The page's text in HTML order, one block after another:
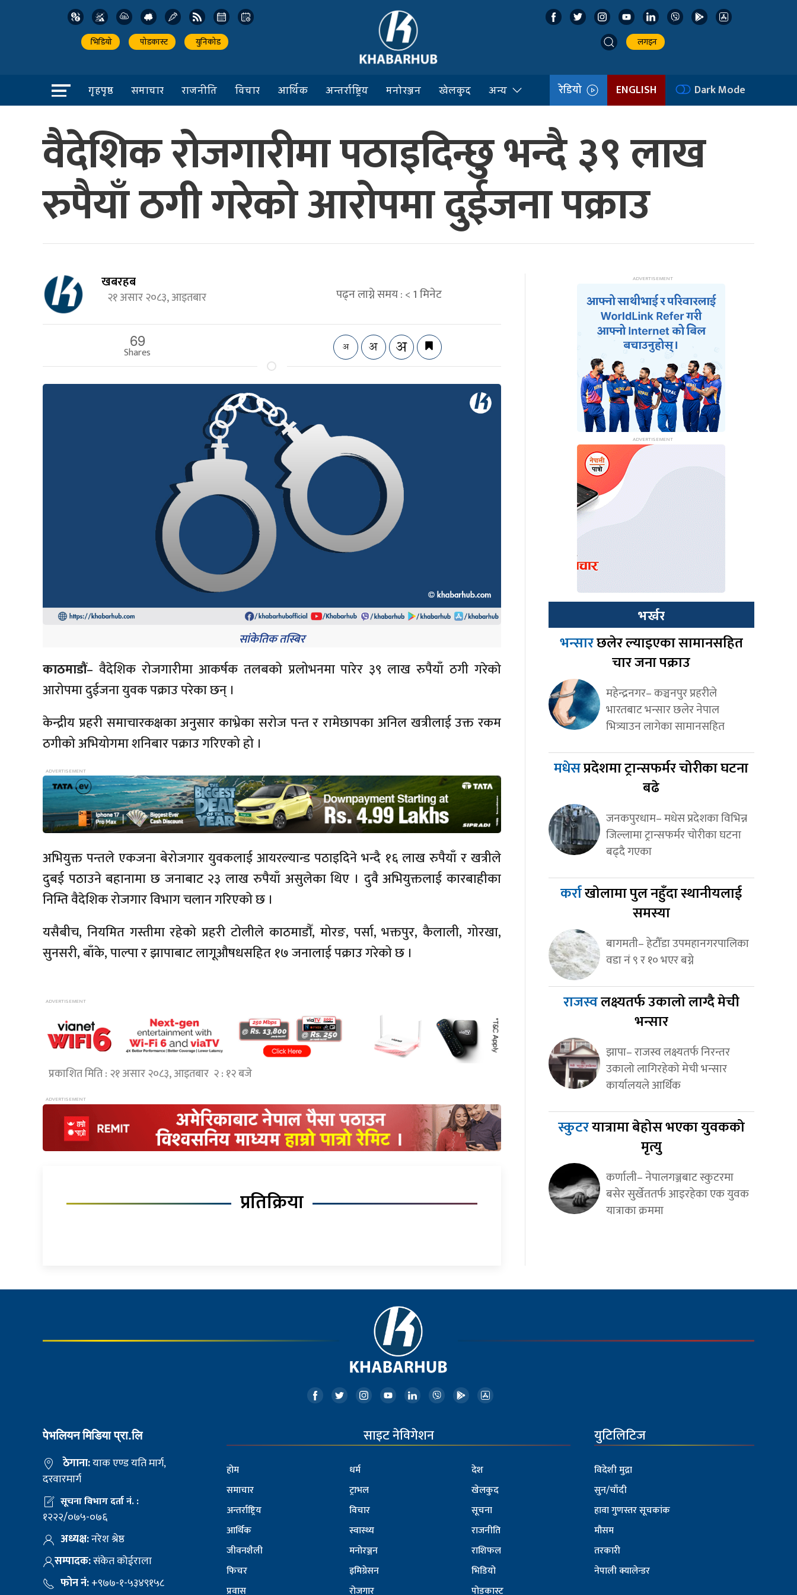
भिडियो पोडकास्ट युनिकोड लगइन
गृहपृष्ठ समाचार राजनीति विचार आर्थिक अन्तर्राष्ट्रिय मनोरञ्जन खेलकुद अन्य रेडियो ENGLISH Dark Mode
वैदेशिक रोजगारीमा पठाइदिन्छु भन्दै ३९ लाख
रुपैयाँ ठगी गरेको आरोपमा दुईजना पक्राउ
खबरहब
२१ असार २०८३, आइतबार पढ्न लाग्ने समय :< 1मिनेट
69
Shares
सांकेतिक तस्बिर
काठमाडौं– वैदेशिक रोजगारीमा आकर्षक तलबको प्रलोभनमा पारेर ३९ लाख रुपैयाँ ठगी गरेको
आरोपमा दुईजना युवक पक्राउ परेका छन् ।
केन्द्रीय प्रहरी समाचारकक्षका अनुसार काभ्रेका सरोज पन्त र रामेछापका अनिल खत्रीलाई उक्त रकम
ठगीको अभियोगमा शनिबार पक्राउ गरिएको हो ।
अभियुक्त पन्तले एकजना बेरोजगार युवकलाई आयरल्यान्ड पठाइदिने भन्दै १६ लाख रुपैयाँ र खत्रीले
दुबई पठाउने बहानामा छ जनाबाट २३ लाख रुपैयाँ असुलेका थिए । दुवै अभियुक्तलाई कारबाहीका
निम्ति वैदेशिक रोजगार विभाग चलान गरिएको छ ।
यसैबीच, नियमित गस्तीमा रहेको प्रहरी टोलीले काठमाडौँ, मोरङ, पर्सा, भक्तपुर, कैलाली, गोरखा,
सुनसरी, बाँके, पाल्पा र झापाबाट लागूऔषधसहित १७ जनालाई पक्राउ गरेको छ ।
प्रकाशित मिति : २१ असार २०८३, आइतबार २ : १२ बजे
प्रतिक्रिया
भर्खर
भन्सारछलेर ल्याइएका सामानसहित
चार जना पक्राउ
महेन्द्रनगर– कञ्चनपुर प्रहरीले
भारतबाट भन्सार छलेर नेपाल
भित्र्याउन लागेका सामानसहित
मधेसप्रदेशमा ट्रान्सफर्मर चोरीका घटना
बढे
जनकपुरधाम– मधेस प्रदेशका विभिन्न
जिल्लामा ट्रान्सफर्मर चोरीका घटना
बढ्दै गएका
कर्राखोलामा पुल नहुँदा स्थानीयलाई
समस्या
बागमती– हेटौँडा उपमहानगरपालिका
वडा नं ९ र १० भएर बग्ने
राजस्वलक्ष्यतर्फ उकालो लाग्दै मेची
भन्सार
झापा– राजस्व लक्ष्यतर्फ निरन्तर
उकालो लागिरहेको मेची भन्सार
कार्यालयले आर्थिक
स्कुटरयात्रामा बेहोस भएका युवकको
मृत्यु
कर्णाली– नेपालगञ्जबाट स्कुटरमा
बसेर सुर्खेततर्फ आइरहेका एक युवक
यात्राका क्रममा
पेभलियन मिडिया प्रा.लि
ठेगाना:याक एण्ड यति मार्ग,
दरवारमार्ग
सूचना विभाग दर्ता नं. :
१२२२/०७५-०७६
अध्यक्ष:नरेश श्रेष्ठ
सम्पादक:संकेत कोईराला
फोन नं:+९७७-१-५३४९१५८
साइट नेविगेशन
होम
समाचार
अन्तर्राष्ट्रिय
आर्थिक
जीवनशैली
फिचर
प्रवास
धर्म
ट्राभल
विचार
स्वास्थ्य
मनोरञ्जन
इमिग्रेसन
रोजगार
देश
खेलकुद
सूचना
राजनीति
राशिफल
भिडियो
पोडकास्ट
युटिलिटिज
विदेशी मुद्रा
सुन/चाँदी
हावा गुणस्तर सूचकांक
मौसम
तरकारी
नेपाली क्यालेन्डर